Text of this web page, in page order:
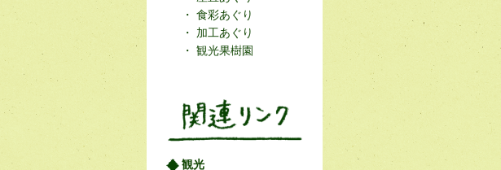
食彩あぐり
加工あぐり
観光果樹園
観光